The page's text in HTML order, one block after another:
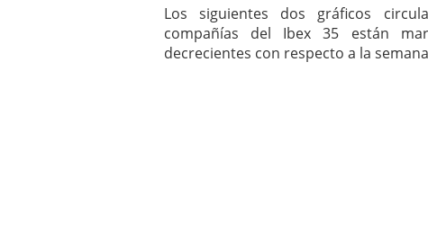
Los siguientes dos gráficos
compañías del Ibex 35 están
decrecientes con respecto a la